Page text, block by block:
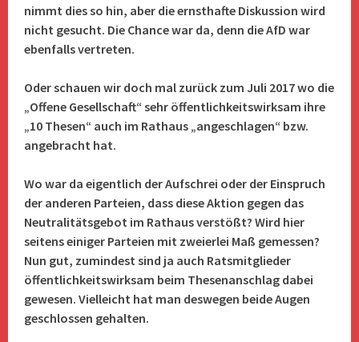
nimmt dies so hin, aber die ernsthafte Diskussion wird
nicht gesucht. Die Chance war da, denn die AfD war
ebenfalls vertreten.
Oder schauen wir doch mal zurück zum Juli 2017 wo die
„Offene Gesellschaft“ sehr öffentlichkeitswirksam ihre
„10 Thesen“ auch im Rathaus „angeschlagen“ bzw.
angebracht hat.
Wo war da eigentlich der Aufschrei oder der Einspruch
der anderen Parteien, dass diese Aktion gegen das
Neutralitätsgebot im Rathaus verstößt? Wird hier
seitens einiger Parteien mit zweierlei Maß gemessen?
Nun gut, zumindest sind ja auch Ratsmitglieder
öffentlichkeitswirksam beim Thesenanschlag dabei
gewesen. Vielleicht hat man deswegen beide Augen
geschlossen gehalten.